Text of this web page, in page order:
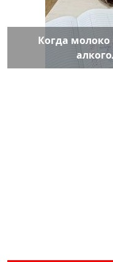
Когда